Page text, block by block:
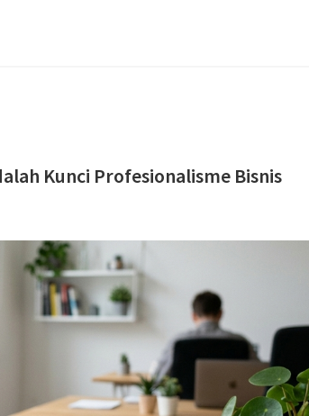
Kunci Profesionalisme Bisnis